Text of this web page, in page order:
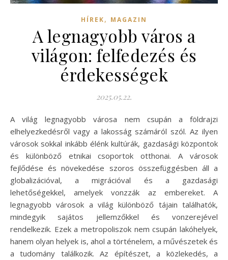
HÍREK, MAGAZIN
A legnagyobb város a
világon: felfedezés és
érdekességek
2025.05.22.
A világ legnagyobb városa nem csupán a földrajzi
elhelyezkedésről vagy a lakosság számáról szól. Az ilyen
városok sokkal inkább élénk kultúrák, gazdasági központok
és különböző etnikai csoportok otthonai. A városok
fejlődése és növekedése szoros összefüggésben áll a
globalizációval, a migrációval és a gazdasági
lehetőségekkel, amelyek vonzzák az embereket. A
legnagyobb városok a világ különböző tájain találhatók,
mindegyik sajátos jellemzőkkel és vonzerejével
rendelkezik. Ezek a metropoliszok nem csupán lakóhelyek,
hanem olyan helyek is, ahol a történelem, a művészetek és
a tudomány találkozik. Az építészet, a közlekedés, a